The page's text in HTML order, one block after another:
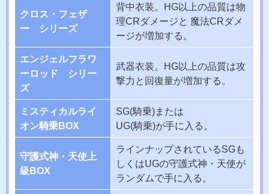
クロス・フェザ
ー シリーズ
背中衣装。HG以上の品質は物
理CRダメージと 魔法CRダメ
ージが増加する。
エンジェルフラワ
ーロッド シリー
ズ
武器衣装。HG以上の品質は攻
撃力と回復量が増加する。
ミスティカルライ
オン騎乗BOX
SG(騎乗)または
UG(騎乗)が手に入る。
守護式神・天使上
級BOX
ラインナップされているSGも
しくはUGの守護式神・天使が
ランダムで手に入る。